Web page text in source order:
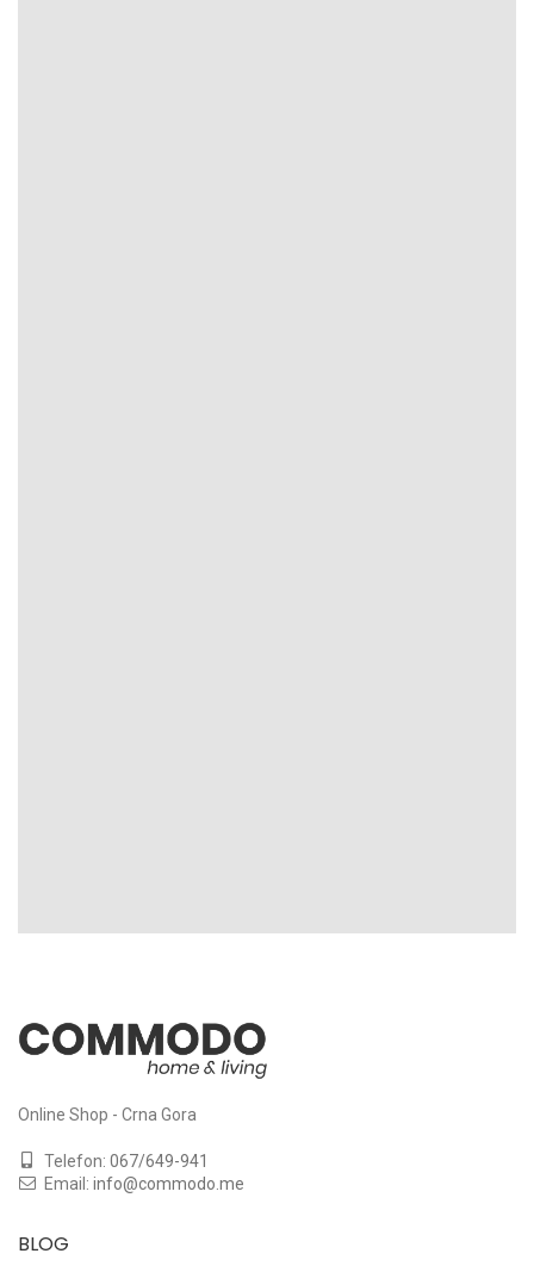
Online Shop - Crna Gora
Telefon: 067/649-941
Email: info@commodo.me
BLOG